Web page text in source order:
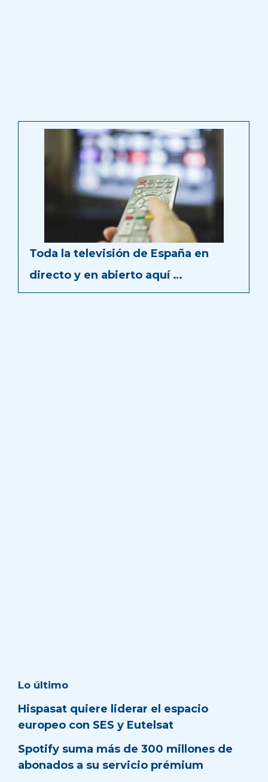
Toda la televisión de España en
directo y en abierto aquí …
Lo último
Hispasat quiere liderar el espacio
europeo con SES y Eutelsat
Spotify suma más de 300 millones de
abonados a su servicio prémium